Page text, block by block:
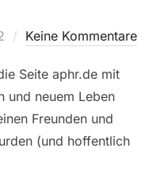
Keine Kommentare
Seite aphr.de mit
und neuem Leben
Freunden und
(und hoffentlich